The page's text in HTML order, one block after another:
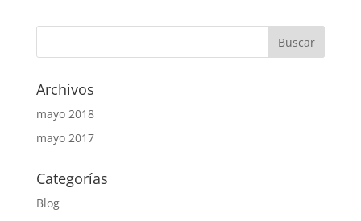
Archivos
mayo 2018
mayo 2017
Categorías
Blog